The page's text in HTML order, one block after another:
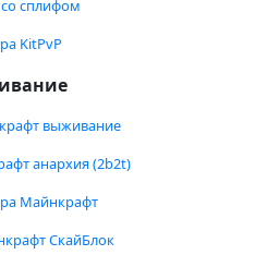
сплифом
KitPvP
выживание
анархия (2b2t)
Майнкрафт
СкайБлок